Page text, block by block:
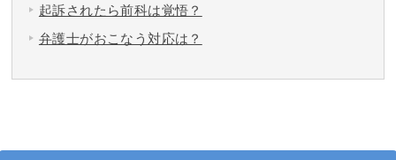
起訴されたら前科は覚悟？
弁護士がおこなう対応は？